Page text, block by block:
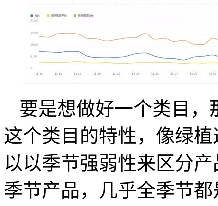
要是想做好一个类目，
这个类目的特性，像绿
以以季节强弱性来区分
季节产品，几乎全季节